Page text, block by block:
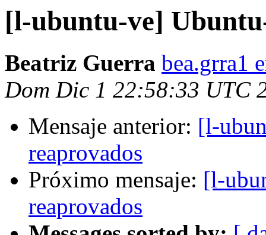
[l-ubuntu-ve]
Beatriz Guerra bea.grra1
Dom Dic 1 22:58:33 UTC
Mensaje anterior: [l-
reaprovados
Próximo mensaje: [l-
reaprovados